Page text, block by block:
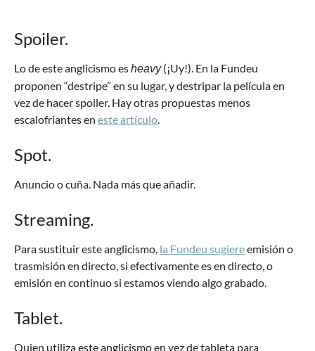
Spoiler.
Lo de este anglicismo esheavy(¡Uy!). En la Fundeu
proponen “destripe” en su lugar, y destripar la película en
vez de hacer spoiler. Hay otras propuestas menos
escalofriantes en este artículo.
Spot.
Anuncio o cuña. Nada más que añadir.
Streaming.
Para sustituir este anglicismo, la Fundeu sugiereemisión o
trasmisión en directo, si efectivamente es en directo, o
emisión en continuo si estamos viendo algo grabado.
Tablet.
Quien utiliza este anglicismo en vez de tableta para